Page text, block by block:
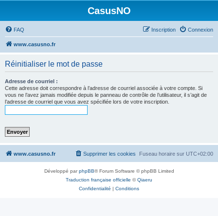
CasusNO
FAQ Connexion
Inscription
www.casusno.fr
Réinitialiser le mot de passe
Adresse de courriel :
Cette adresse doit correspondre à l’adresse de courriel associée à votre compte. Si
vous ne l’avez jamais modifiée depuis le panneau de contrôle de l’utilisateur, il s’agit de
l’adresse de courriel que vous avez spécifiée lors de votre inscription.
www.casusno.fr Fuseau horaire sur UTC+02:00
Supprimer les cookies
Développé parphpBB® Forum Software © phpBB Limited
Traduction française officielle ©Qiaeru
Confidentialité | Conditions